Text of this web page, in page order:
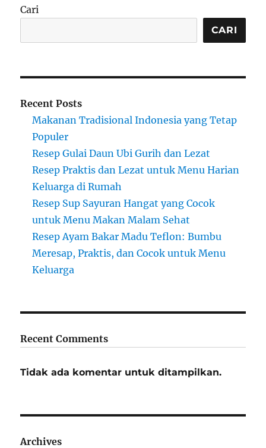
Cari
CARI
Recent Posts
Makanan Tradisional Indonesia yang Tetap
Populer
Resep Gulai Daun Ubi Gurih dan Lezat
Resep Praktis dan Lezat untuk Menu Harian
Keluarga di Rumah
Resep Sup Sayuran Hangat yang Cocok
untuk Menu Makan Malam Sehat
Resep Ayam Bakar Madu Teflon: Bumbu
Meresap, Praktis, dan Cocok untuk Menu
Keluarga
Recent Comments
Tidak ada komentar untuk ditampilkan.
Archives